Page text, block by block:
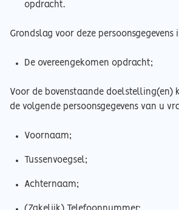
opdracht.
Grondslag voor deze persoonsgegevens
De overeengekomen opdracht;
Voor de bovenstaande doelstelling(en)
de volgende persoonsgegevens van u
Voornaam;
Tussenvoegsel;
Achternaam;